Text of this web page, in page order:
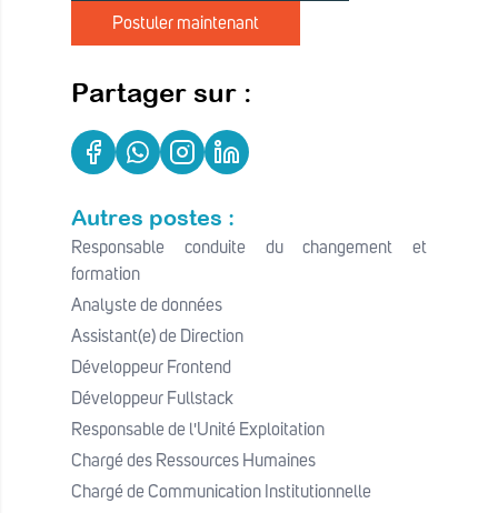
Responsable « Architecture et
d'entreprise sera chargé(e) de co-
concevoir, formaliser et mettre en
œuvre l'architecture du
gouvernement digital du Togo.
Il/elle aura pour objectif de
garantir la cohérence et la
conformité des projets
numériques au sein de
l'administration publique, en
assurant la vulgarisation des
concepts et en pilotant les
processus d'intégration.
Postuler maintenant
Partager sur :
Autres postes :
Responsable conduite du changement et
formation
Analyste de données
Assistant(e) de Direction
Développeur Frontend
Développeur Fullstack
Responsable de l'Unité Exploitation
Chargé des Ressources Humaines
Chargé de Communication Institutionnelle